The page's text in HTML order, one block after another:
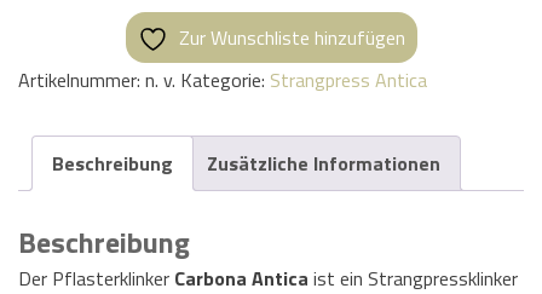
Zur Wunschliste hinzufügen
Artikelnummer: n. v. Kategorie: Strangpress Antica
Beschreibung Zusätzliche Informationen
Beschreibung
Der Pflasterklinker Carbona Antica ist ein Strangpressklinker